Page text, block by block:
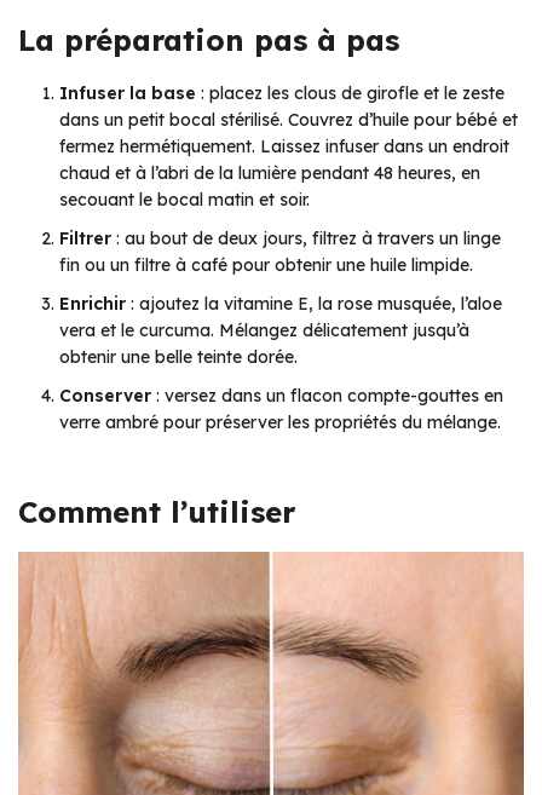
La préparation pas à pas
Infuser la base : placez les clous de girofle et le zeste
dans un petit bocal stérilisé. Couvrez d’huile pour bébé et
fermez hermétiquement. Laissez infuser dans un endroit
chaud et à l’abri de la lumière pendant 48 heures, en
secouant le bocal matin et soir.
Filtrer : au bout de deux jours, filtrez à travers un linge
fin ou un filtre à café pour obtenir une huile limpide.
Enrichir : ajoutez la vitamine E, la rose musquée, l’aloe
vera et le curcuma. Mélangez délicatement jusqu’à
obtenir une belle teinte dorée.
Conserver : versez dans un flacon compte-gouttes en
verre ambré pour préserver les propriétés du mélange.
Comment l’utiliser